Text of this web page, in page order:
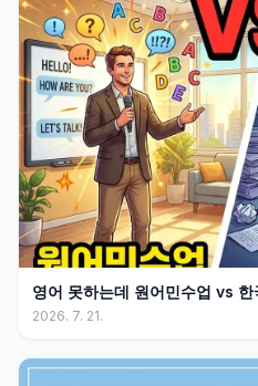
영어 못하는데 원어민수업 vs 한
2026. 7. 21.